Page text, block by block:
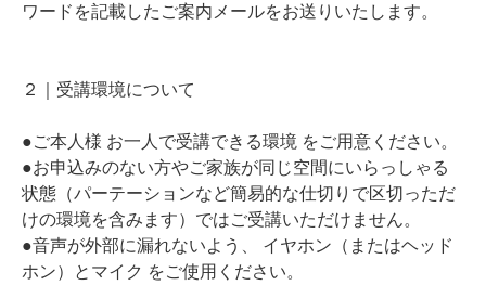
ワードを記載したご案内メールをお送りいたします。
２｜受講環境について
●ご本人様 お一人で受講できる環境 をご用意ください。
●お申込みのない方やご家族が同じ空間にいらっしゃる
状態（パーテーションなど簡易的な仕切りで区切っただ
けの環境を含みます）ではご受講いただけません。
●音声が外部に漏れないよう、 イヤホン（またはヘッド
ホン）とマイク をご使用ください。